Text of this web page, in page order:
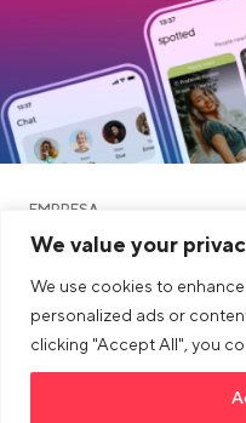
We value your
We use cookies to
personalized ads or
clicking "Accept All", you
EMPRESA
Blog
Comunidade e namoro